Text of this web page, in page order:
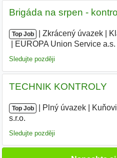
Brigáda na srpen -
Top Job Zkrácený úvazek
EUROPA Union Service a.s.
Sledujte později
TECHNIK KONTROLY
Top Job Plný úvazek
s.r.o.
Sledujte později